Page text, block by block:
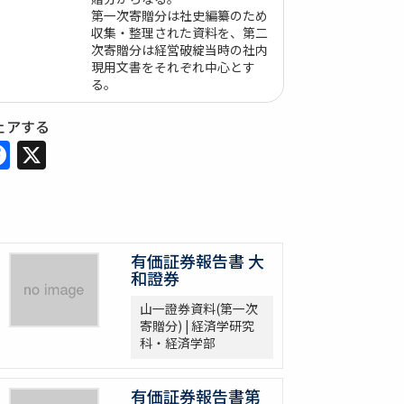
第一次寄贈分は社史編纂のため
収集・整理された資料を、第二
次寄贈分は経営破綻当時の社内
現用文書をそれぞれ中心とす
る。
アする
Facebook
X
有価証券報告書 大
和證券
山一證券資料(第一次
寄贈分) | 経済学研究
科・経済学部
有価証券報告書第